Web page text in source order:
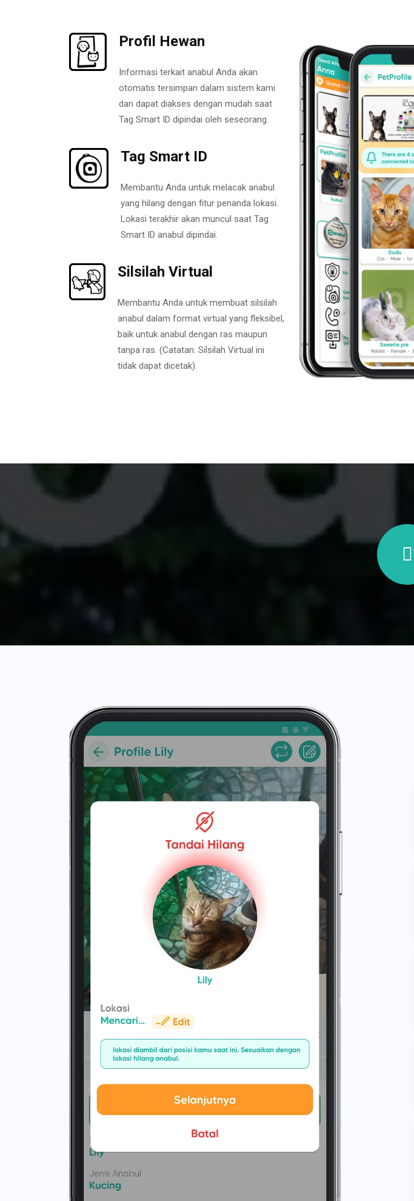
Profil Hewan
Informasi terkait anabul Anda akan
otomatis tersimpan dalam sistem kami
dan dapat diakses dengan mudah saat
Tag Smart ID dipindai oleh seseorang.
Tag Smart ID
Membantu Anda untuk melacak anabul
yang hilang dengan fitur penanda lokasi.
Lokasi terakhir akan muncul saat Tag
Smart ID anabul dipindai.
Silsilah Virtual
Membantu Anda untuk membuat silsilah
anabul dalam format virtual yang fleksibel,
baik untuk anabul dengan ras maupun
tanpa ras. (Catatan: Silsilah Virtual ini
tidak dapat dicetak).